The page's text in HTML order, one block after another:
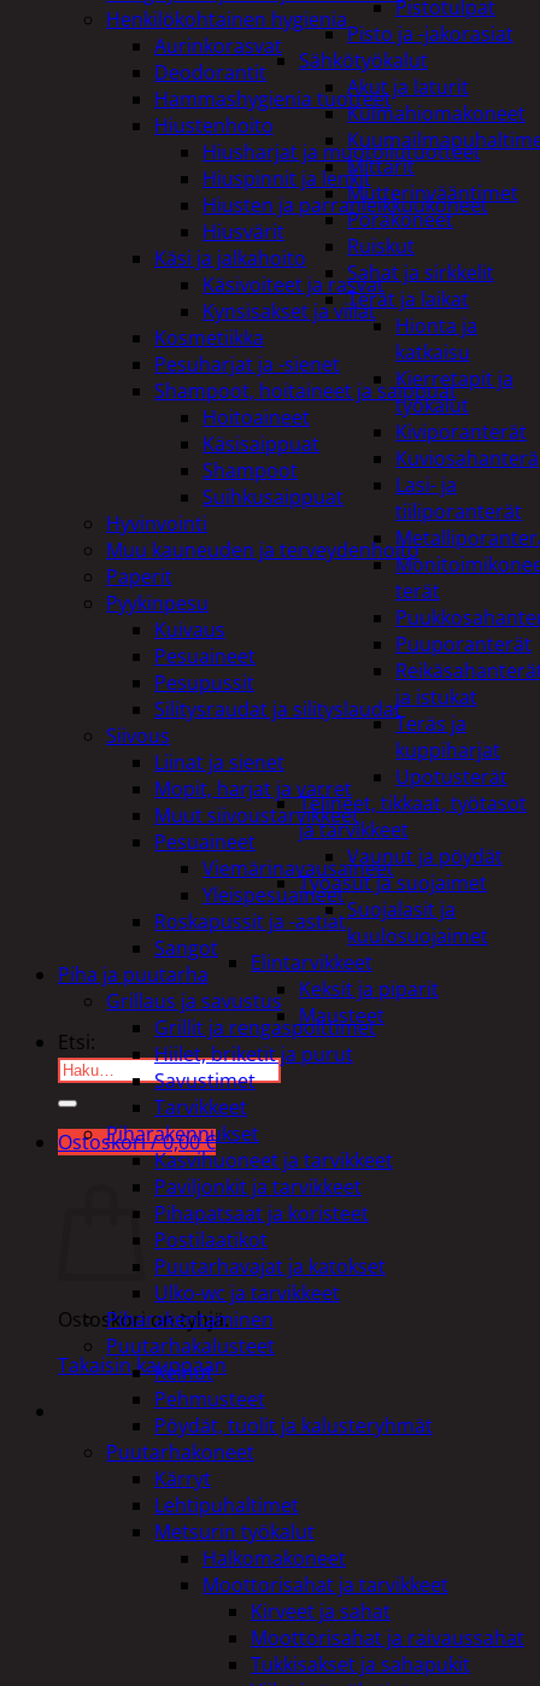
Pistotulpat
Pisto ja -jakorasiat
Sähkötyökalut
Akut ja laturit
Kulmahiomakoneet
Mittarit
Mutterinvääntimet
Porakoneet
Ruiskut
Sahat ja sirkkelit
Terät ja laikat
Hionta ja
katkaisu
Kierretapit ja
työkalut
Kiviporanterät
Kuviosahanterä
Lasi- ja
tiiliporanterät
terät
Puuporanterät
ja istukat
Teräs ja
kuppiharjat
Upotusterät
Telineet, tikkaat, työtasot
ja tarvikkeet
Vaunut ja pöydät
Työasut ja suojaimet
Suojalasit ja
kuulosuojaimet
Elintarvikkeet
Keksit ja piparit
Mausteet
Etsi:
Ostoskori /0,00€
Ostoskori on tyhjä.
Takaisin kauppaan
Henkilökohtainen hygienia
Aurinkorasvat
Deodorantit
Hammashygienia tuotteet
Hiustenhoito
Hiusharjat ja muotoilutuotteet
Hiuspinnit ja lenkit
Hiusten ja parranleikkuukoneet
Hiusvärit
Käsi ja jalkahoito
Käsivoiteet ja rasvat
Kynsisakset ja viilat
Kosmetiikka
Pesuharjat ja -sienet
Shampoot, hoitaineet ja saippuat
Hoitoaineet
Käsisaippuat
Shampoot
Suihkusaippuat
Hyvinvointi
Muu kauneuden ja terveydenhoito
Paperit
Pyykinpesu
Kuivaus
Pesuaineet
Pesupussit
Silitysraudat ja silityslaudat
Siivous
Liinat ja sienet
Mopit, harjat ja varret
Muut siivoustarvikkeet
Pesuaineet
Viemärinavausaineet
Yleispesuaineet
Roskapussit ja -astiat
Sangot
Piha ja puutarha
Grillaus ja savustus
Grillit ja rengaspolttimet
Hiilet, briketit ja purut
Savustimet
Tarvikkeet
Piharakennukset
Kasvihuoneet ja tarvikkeet
Paviljonkit ja tarvikkeet
Pihapatsaat ja koristeet
Postilaatikot
Puutarhavajat ja katokset
Ulko-wc ja tarvikkeet
Piharakentaminen
Puutarhakalusteet
Keinut
Pehmusteet
Pöydät, tuolit ja kalusteryhmät
Puutarhakoneet
Kärryt
Lehtipuhaltimet
Metsurin työkalut
Halkomakoneet
Moottorisahat ja tarvikkeet
Kirveet ja sahat
Moottorisahat ja raivaussahat
Tukkisakset ja sahapukit